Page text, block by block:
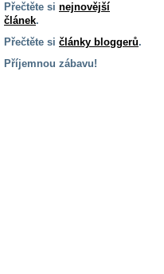
Přečtěte si nejnovější
článek.
Přečtěte si články bloggerů.
Příjemnou zábavu!